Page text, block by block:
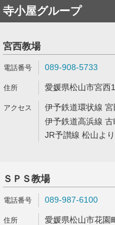
寺小屋グループ
宮西教場
089-908-5733
愛媛県松山市宮西
伊予鉄道環状線
伊予鉄道高浜線
JR予讃線 松山よ
ＳＰＳ教場
089-987-6100
愛媛県松山市花園